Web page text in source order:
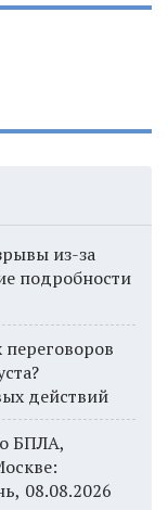
из-за
подробности
действий
БПЛА,
08.08.2026